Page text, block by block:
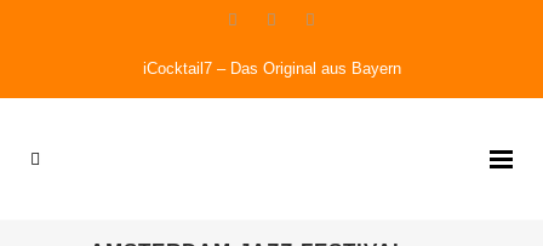
iCocktail7 – Das Original aus Bayern